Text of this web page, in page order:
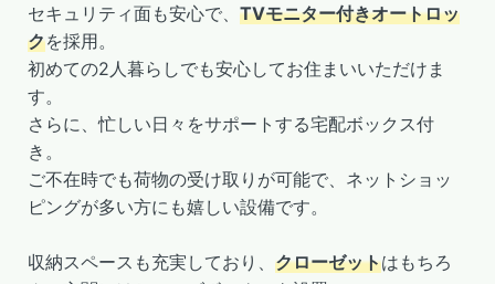
セキュリティ面も安心で、 TVモニター付きオートロッ
クを採用。
初めての2人暮らしでも安心してお住まいいただけま
す。
さらに、忙しい日々をサポートする宅配ボックス付
き。
ご不在時でも荷物の受け取りが可能で、ネットショッ
ピングが多い方にも嬉しい設備です。
収納スペースも充実しており、 クローゼットはもちろ